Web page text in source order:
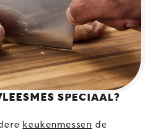
SPECIAAL?
keukenmessen de